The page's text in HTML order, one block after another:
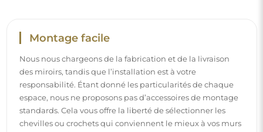
Nettoyage et entretien
Pour maintenir un éclat optimal, il suffit d’un chiffon en
microfibre et d’eau chaude. Si vous optez pour des
produits spécifiques, veillez à ce qu’ils aient un pH neutre